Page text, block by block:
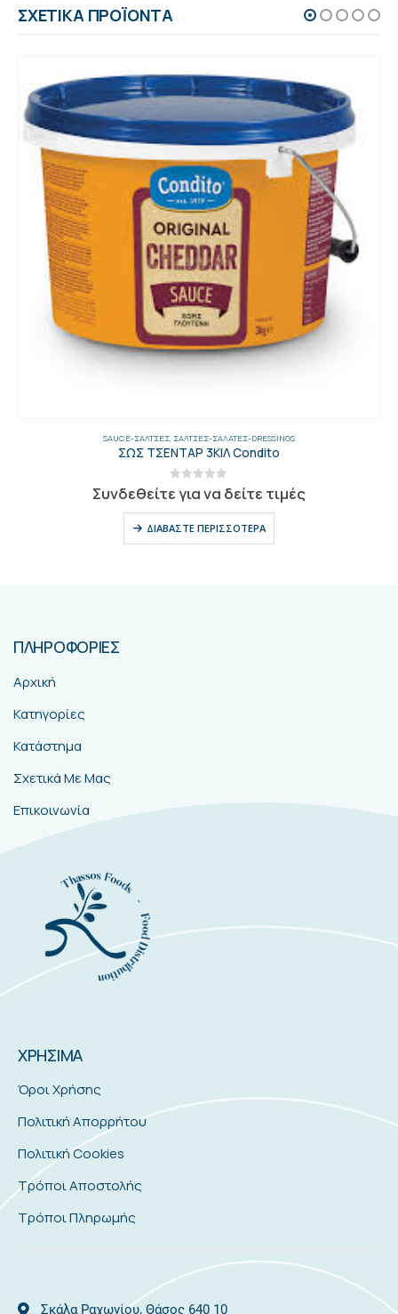
ΣΧΕΤΙΚΆ ΠΡΟΪΌΝΤΑ
SAUCE-ΣΆΛΤΣΕΣ, ΣΆΛΤΣΕΣ-ΣΑΛΆΤΕΣ-DRESSINGS
ΣΩΣ ΤΣΕΝΤΑΡ 3ΚΙΛ Condito
out of 5
Συνδεθείτε για να δείτε τιμές
ΔΙΑΒΆΣΤΕ ΠΕΡΙΣΣΌΤΕΡΑ
ΠΛΗΡΟΦΟΡΙΕΣ
Αρχική
Κατηγορίες
Κατάστημα
Σχετικά Με Μας
Επικοινωνία
ΧΡΗΣΙΜΑ
Όροι Χρήσης
Πολιτική Απορρήτου
Πολιτική Cookies
Τρόποι Αποστολής
Τρόποι Πληρωμής
Σκάλα Ραχωνίου, Θάσος 640 10